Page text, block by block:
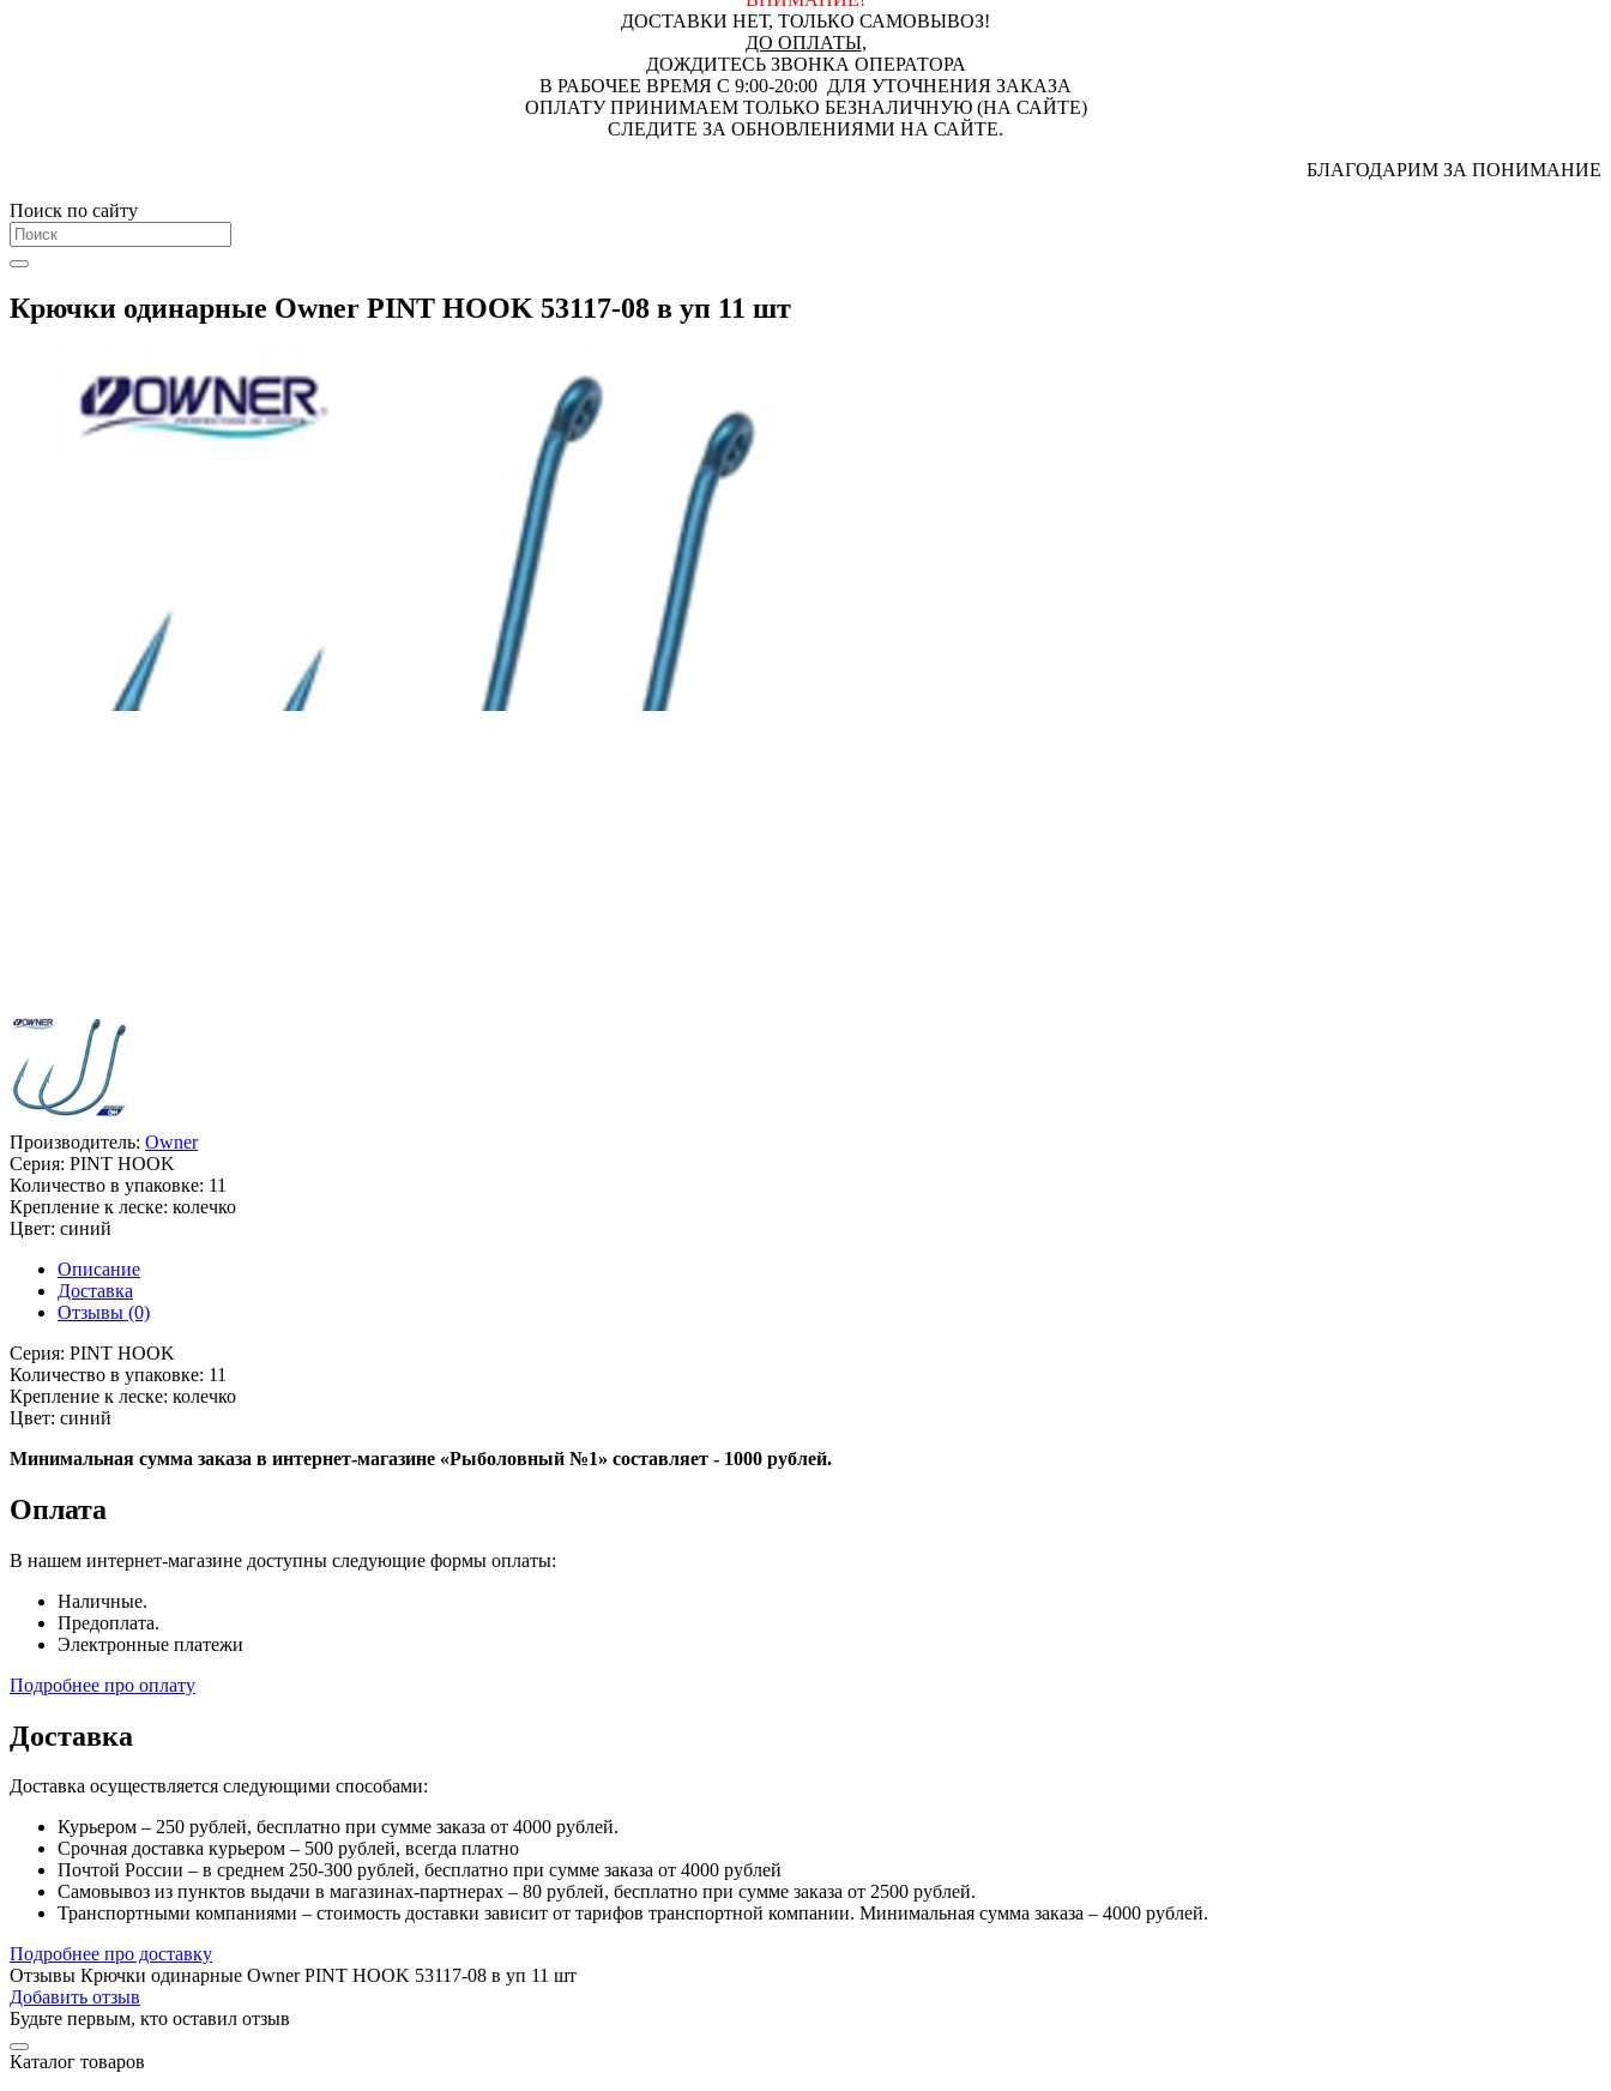
ДОСТАВКИ НЕТ, ТОЛЬКО САМОВЫВОЗ!
ДО ОПЛАТЫ,
ДОЖДИТЕСЬ ЗВОНКА ОПЕРАТОРА
В РАБОЧЕЕ ВРЕМЯ С 9:00-20:00 ДЛЯ УТОЧНЕНИЯ ЗАКАЗА
ОПЛАТУ ПРИНИМАЕМ ТОЛЬКО БЕЗНАЛИЧНУЮ (НА САЙТЕ)
СЛЕДИТЕ ЗА ОБНОВЛЕНИЯМИ НА САЙТЕ.
БЛАГОДАРИМ ЗА ПОНИМАНИЕ
Поиск по сайту
Крючки одинарные Owner PINT HOOK 53117-08 в уп 11 шт
Производитель: Owner
Серия: PINT HOOK
Количество в упаковке: 11
Крепление к леске: колечко
Цвет: синий
Описание
Доставка
Отзывы (0)
Серия: PINT HOOK
Количество в упаковке: 11
Крепление к леске: колечко
Цвет: синий
Минимальная сумма заказа в интернет-магазине «Рыболовный №1» составляет - 1000 рублей.
Оплата
В нашем интернет-магазине доступны следующие формы оплаты:
Наличные.
Предоплата.
Электронные платежи
Подробнее про оплату
Доставка
Доставка осуществляется следующими способами:
Курьером – 250 рублей, бесплатно при сумме заказа от 4000 рублей.
Срочная доставка курьером – 500 рублей, всегда платно
Почтой России – в среднем 250-300 рублей, бесплатно при сумме заказа от 4000 рублей
Самовывоз из пунктов выдачи в магазинах-партнерах – 80 рублей, бесплатно при сумме заказа от 2500 рублей.
Транспортными компаниями – стоимость доставки зависит от тарифов транспортной компании. Минимальная сумма заказа – 4000 рублей.
Подробнее про доставку
Отзывы Крючки одинарные Owner PINT HOOK 53117-08 в уп 11 шт
Добавить отзыв
Будьте первым, кто оставил отзыв
Каталог товаров